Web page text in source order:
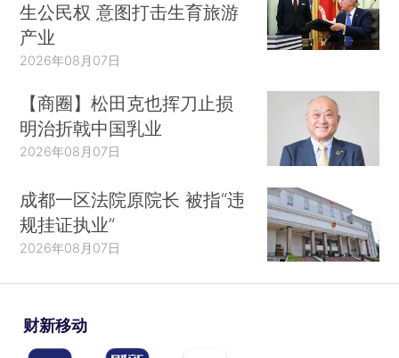
生公民权 意图打击生育旅游
产业
2026年08月07日
【商圈】松田克也挥刀止损
明治折戟中国乳业
2026年08月07日
成都一区法院原院长 被指“违
规挂证执业”
2026年08月07日
财新移动